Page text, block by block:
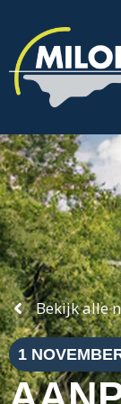
Bekijk alle
1